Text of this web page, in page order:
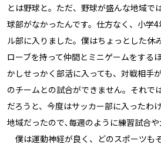
とは野球と。ただ、野球が盛んな地域で
球部がなかったんです。仕方なく、小学
ル部に入りました。僕はちょっとした休
ローブを持って仲間とミニゲームをする
かしせっかく部活に入っても、対戦相手
のチームとの試合ができません。それで
だろうと、今度はサッカー部に入ったわ
地域だったので､毎週のように練習試合や
僕は運動神経が良く、どのスポーツも